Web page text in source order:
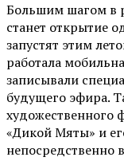
Большим шагом в
станет открытие
запустят этим
работала
записывали
будущего эфира.
художественного
«Дикой Мяты» и
непосредственно